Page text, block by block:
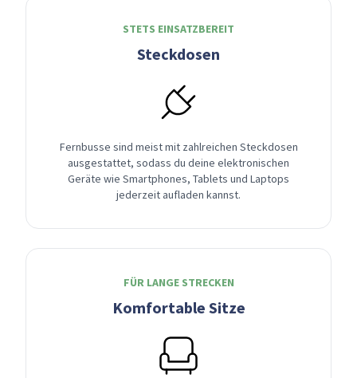
STETS EINSATZBEREIT
Steckdosen
Fernbusse sind meist mit zahlreichen Steckdosen
ausgestattet, sodass du deine elektronischen
Geräte wie Smartphones, Tablets und Laptops
jederzeit aufladen kannst.
FÜR LANGE STRECKEN
Komfortable Sitze